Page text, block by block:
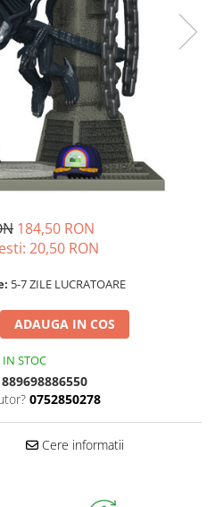
184,50 RON
20,50 RON
5-7 ZILE LUCRATOARE
ADAUGA IN COS
IN STOC
889698886550
0752850278
Cere informatii